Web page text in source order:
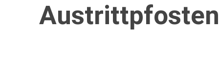
Austrittpfosten